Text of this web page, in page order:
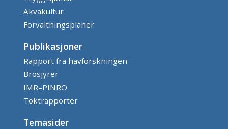
Akvakultur
Forvaltningsplaner
Publikasjoner
Rapport fra havforskningen
Brosjyrer
IMR–PINRO
Toktrapporter
Temasider